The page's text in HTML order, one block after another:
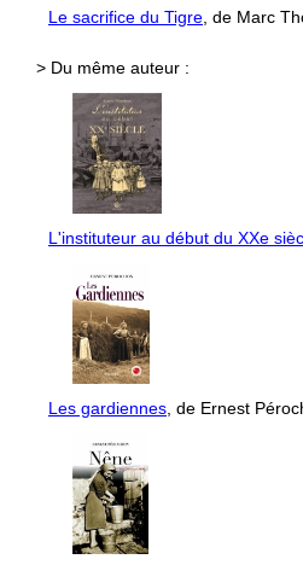
Le sacrifice du Tigre , de Marc
> Du même auteur :
L'instituteur au début du XXe
Les gardiennes , de Ernest